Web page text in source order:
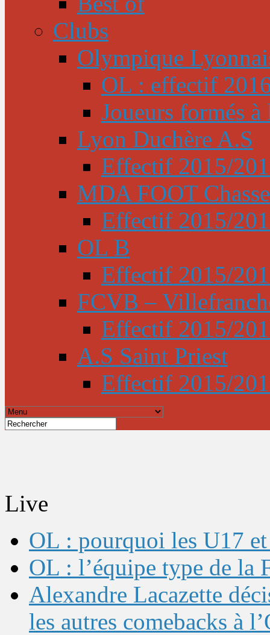
Clubs
Olympique
OL : effectif
Joueurs formés
Lyon Duchère A.S
Effectif 2015/
MDA FOOT
Effectif 2015/
OL B
Effectif 2015/
FCVB –
Effectif 2015/
A.S Saint Priest
Effectif 2015/
Live
OL : pourquoi les U17
OL : l’équipe type de la
Alexandre Lacazette
les autres comebacks à